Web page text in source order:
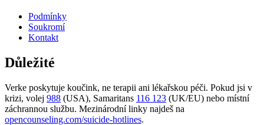
Podmínky
Soukromí
Kontakt
Důležité
Verke poskytuje koučink, ne terapii ani lékařskou péči. Pokud jsi v
krizi, volej 988 (USA), Samaritans 116 123 (UK/EU) nebo místní
záchrannou službu. Mezinárodní linky najdeš na
opencounseling.com/suicide-hotlines.